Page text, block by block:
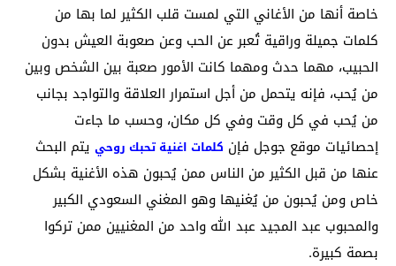
خاصة أنها من الأغاني التي لمست قلب الكثير لما بها من
كلمات جميلة وراقية تُعبر عن الحب وعن صعوبة العيش بدون
الحبيب، مهما حدث ومهما كانت الأمور صعبة بين الشخص وبين
من يُحب، فإنه يتحمل من أجل استمرار العلاقة والتواجد بجانب
من يُحب في كل وقت وفي كل مكان، وحسب ما جاءت
إحصائيات موقع جوجل فإن كلمات اغنية تحبك روحي يتم البحث
عنها من قبل الكثير من الناس ممن يُحبون هذه الأغنية بشكل
خاص ومن يُحبون من يُغنيها وهو المغني السعودي الكبير
والمحبوب عبد المجيد عبد الله واحد من المغنيين ممن تركوا
بصمة كبيرة.